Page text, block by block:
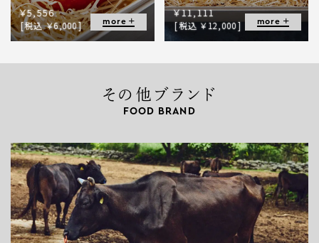
￥5,556
[税込 ￥6,000] more
￥11,111
[税込 ￥12,000] more
その他ブランド
FOOD BRAND